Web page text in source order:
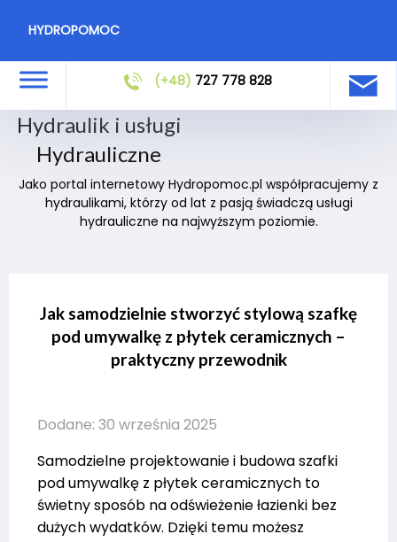
HYDROPOMOC
(+48) 727 778 828
Hydraulik i usługi
Hydrauliczne
Jako portal internetowy Hydropomoc.pl współpracujemy z
hydraulikami, którzy od lat z pasją świadczą usługi
hydrauliczne na najwyższym poziomie.
Jak samodzielnie stworzyć stylową szafkę
pod umywalkę z płytek ceramicznych –
praktyczny przewodnik
Dodane: 30 września 2025
Samodzielne projektowanie i budowa szafki
pod umywalkę z płytek ceramicznych to
świetny sposób na odświeżenie łazienki bez
dużych wydatków. Dzięki temu możesz